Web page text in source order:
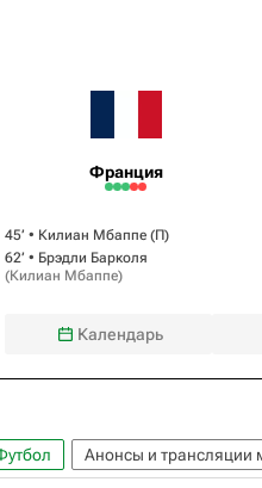
Франция
45‎’‎ • Килиан Мбаппе (П)
62‎’‎ • Брэдли Барколя
(Килиан Мбаппе)
Календарь
Анонсы и трансляции